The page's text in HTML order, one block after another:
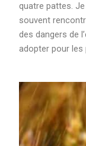
quatre pattes.
souvent
des dangers de
adopter pour